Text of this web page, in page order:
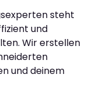
steht
und
Wir erstellen
und deinem